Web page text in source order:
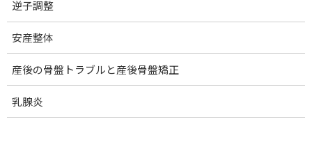
腱鞘炎.
ばね指
ドケルバン腱鞘炎(親指つけ根)
手根管症候群
肋間神経痛
逆子調整
安産整体
産後の骨盤トラブルと産後骨盤矯正
乳腺炎